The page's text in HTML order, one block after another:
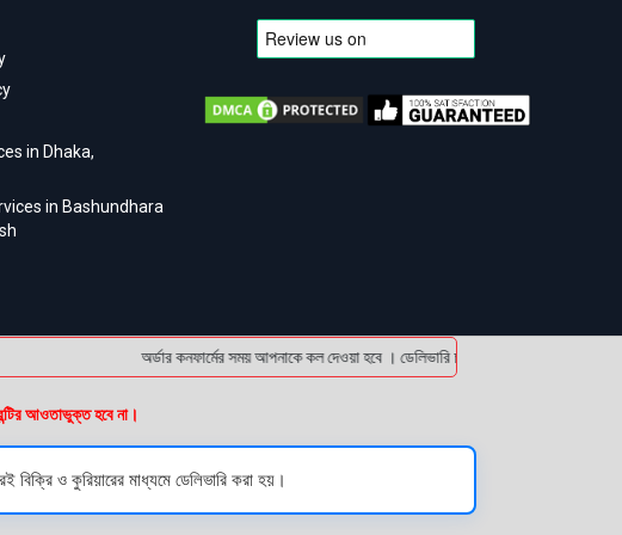
in Dhaka,
in Bashundhara
অর্ডার কনফার্মের সময় আপনাকে কল দেওয়া হবে । ডেলিভারি চার্জটা অগ্রিম (bKash/
আওতাভুক্ত হবে না।
ও কুরিয়ারের মাধ্যমে ডেলিভারি করা হয়।